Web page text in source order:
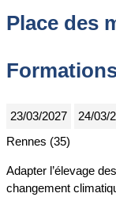
Place des
23/03/2027
24/03/
Rennes (35)
Adapter l’élevage
changement